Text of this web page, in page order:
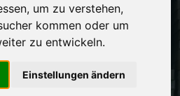
um zu verstehen,
kommen oder um
zu entwickeln.
Einstellungen ändern
Sie einenRückruf
eine persönliche Nachricht.